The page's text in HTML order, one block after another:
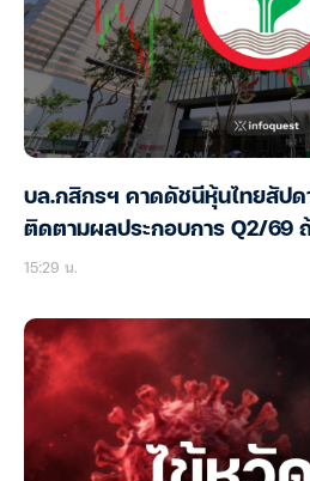
บล.กสิกรฯ คาดดัชนีหุ้นไทยสัปด
ติดตามผลประกอบการ Q2/69
15:29 น.